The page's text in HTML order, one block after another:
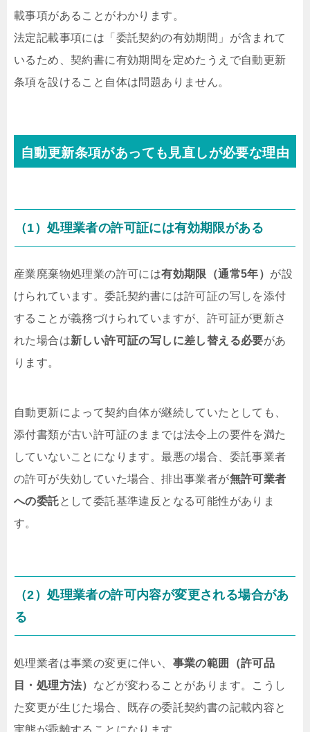
載事項があることがわかります。
法定記載事項には「委託契約の有効期間」が含まれて
いるため、契約書に有効期間を定めたうえで自動更新
条項を設けること自体は問題ありません。
自動更新条項があっても見直しが必要な理由
（1）処理業者の許可証には有効期限がある
産業廃棄物処理業の許可には有効期限（通常5年） が設
けられています。委託契約書には許可証の写しを添付
することが義務づけられていますが、許可証が更新さ
れた場合は新しい許可証の写しに差し替える必要があ
ります。
自動更新によって契約自体が継続していたとしても、
添付書類が古い許可証のままでは法令上の要件を満た
していないことになります。最悪の場合、委託事業者
の許可が失効していた場合、排出事業者が無許可業者
への委託として委託基準違反となる可能性がありま
す。
（2）処理業者の許可内容が変更される場合があ
る
処理業者は事業の変更に伴い、 事業の範囲（許可品
目・処理方法） などが変わることがあります。こうし
た変更が生じた場合、既存の委託契約書の記載内容と
実態が乖離することになります。